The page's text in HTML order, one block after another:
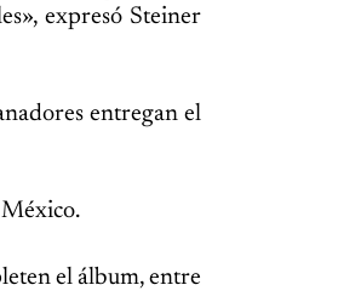
expresó Steiner
entregan el
el álbum, entre